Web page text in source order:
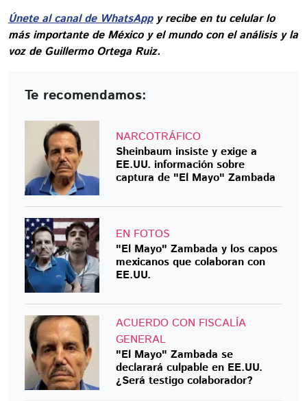
Únete al canal de WhatsAppy recibe en tu celular lo
más importante de México y el mundo con el análisis y la
voz de Guillermo Ortega Ruiz.
Te recomendamos:
NARCOTRÁFICO
Sheinbaum insiste y exige a
EE.UU. información sobre
captura de "El Mayo" Zambada
EN FOTOS
"El Mayo" Zambada y los capos
mexicanos que colaboran con
EE.UU.
ACUERDO CON FISCALÍA
GENERAL
"El Mayo" Zambada se
declarará culpable en EE.UU.
¿Será testigo colaborador?